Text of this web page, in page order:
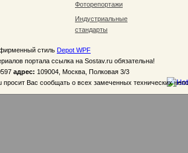
Фоторепортажи
Индустриальные
стандарты
стиль Depot WPF
портала ссылка на Sostav.ru обязательна!
адрес: 109004, Москва, Полковая 3/3
просит Вас сообщать о всех замеченных технических